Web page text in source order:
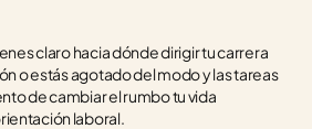
claro hacia dónde dirigir tu carrera
o estás agotado del modo y las tareas
de cambiar el rumbo tu vida
laboral.